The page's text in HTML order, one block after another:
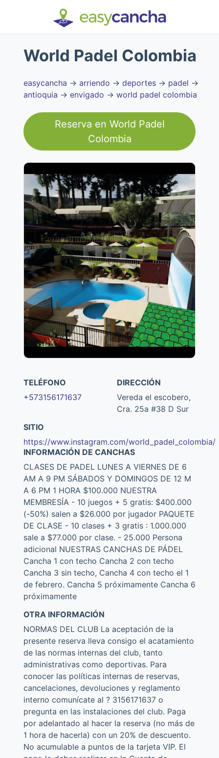
World Padel Colombia
easycancha → arriendo → deportes → padel →
antioquia → envigado → world padel colombia
Reserva en World Padel
Colombia
TELÉFONO
+573156171637
DIRECCIÓN
Vereda el escobero,
Cra. 25a #38 D Sur
SITIO
https://www.instagram.com/world_padel_colombia/
INFORMACIÓN DE CANCHAS
CLASES DE PADEL LUNES A VIERNES DE 6
AM A 9 PM SÁBADOS Y DOMINGOS DE 12 M
A 6 PM 1 HORA $100.000 NUESTRA
MEMBRESÍA - 10 juegos + 5 gratis: $400.000
(-50%) salen a $26.000 por jugador PAQUETE
DE CLASE - 10 clases + 3 gratis : 1.000.000
sale a $77.000 por clase. - 25.000 Persona
adicional NUESTRAS CANCHAS DE PÁDEL
Cancha 1 con techo Cancha 2 con techo
Cancha 3 sin techo, Cancha 4 con techo el 1
de febrero. Cancha 5 próximamente Cancha 6
próximamente
OTRA INFORMACIÓN
NORMAS DEL CLUB La aceptación de la
presente reserva lleva consigo el acatamiento
de las normas internas del club, tanto
administrativas como deportivas. Para
conocer las políticas internas de reservas,
cancelaciones, devoluciones y reglamento
interno comunícate al ? 3156171637 o
pregunta en las instalaciones del club. Paga
por adelantado al hacer la reserva (no más de
1 hora de hacerla) con un 20% de descuento.
No acumulable a puntos de la tarjeta VIP. El